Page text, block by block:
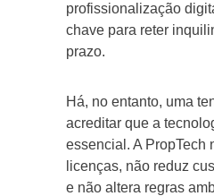
profissionalização
chave para reter
prazo.
Há, no entanto, uma
acreditar que a
essencial. A PropTech
licenças, não reduz
e não altera regras